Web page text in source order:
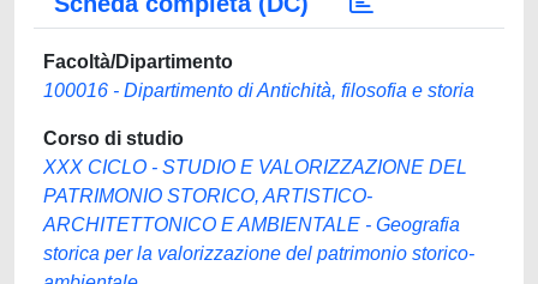
Facoltà/Dipartimento
100016 - Dipartimento di Antichità, filosofia e storia
Corso di studio
XXX CICLO - STUDIO E VALORIZZAZIONE DEL
PATRIMONIO STORICO, ARTISTICO-
ARCHITETTONICO E AMBIENTALE - Geografia
storica per la valorizzazione del patrimonio storico-